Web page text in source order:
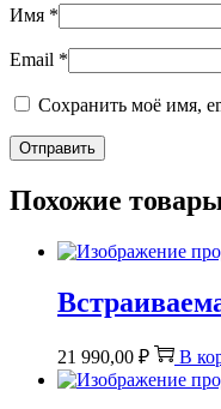
Имя *
Email *
Сохранить моё имя,
Похожие
21 990,00 ₽ В